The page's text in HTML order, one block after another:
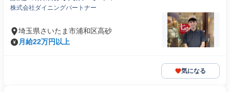
株式会社ダイニングパートナー
埼玉県さいたま市浦和区高砂
月給22万円以上
気になる